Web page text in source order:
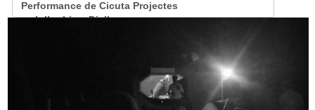
Performance de Cicuta Projectes
amb Ibrahima Diallo
Diallo